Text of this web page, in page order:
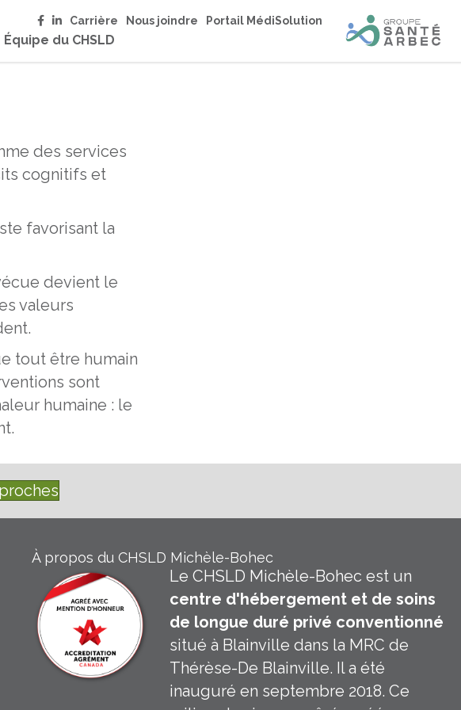
Carrière Nous joindre Portail MédiSolution
Équipe du CHSLD
des services
cognitifs et
favorisant la
devient le
valeurs
tout être humain
sont
humaine : le
À propos du CHSLD Michèle-Bohec
Le CHSLD Michèle-Bohec est un
centre d'hébergement et de soins
de longue duré privé conventionné
situé à Blainville dans la MRC de
Thérèse-De Blainville. Il a été
inauguré en septembre 2018. Ce